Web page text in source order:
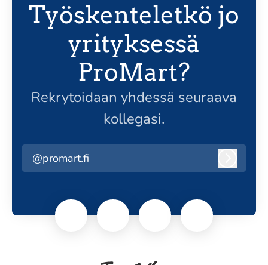
Työskenteletkö jo
yrityksessä
ProMart?
Rekrytoidaan yhdessä seuraava
kollegasi.
@promart.fi